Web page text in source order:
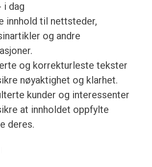
i dag
innhold til nettsteder,
og andre
og korrekturleste tekster
nøyaktighet og klarhet.
kunder og interessenter
at innholdet oppfylte
deres.